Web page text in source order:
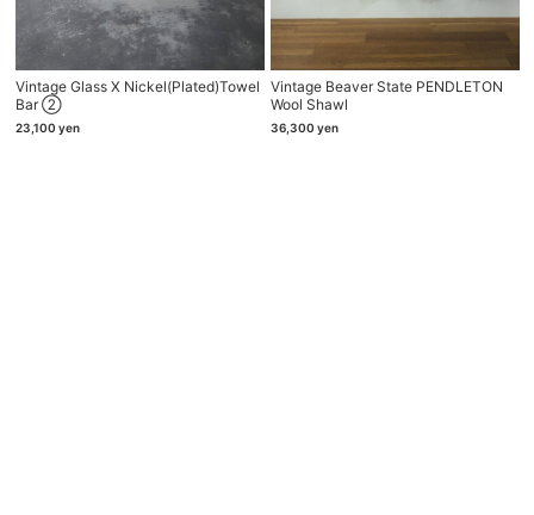
Vintage Glass X Nickel(plated)towel
Bar ②
23,100 yen
Vintage Beaver State PENDLETON
Wool Shawl
36,300 yen